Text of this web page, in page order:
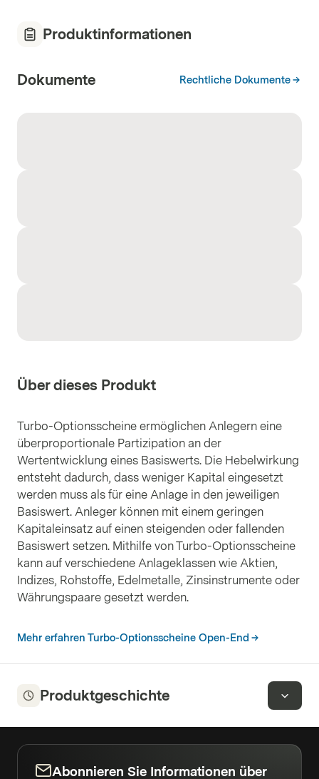
Produktinformationen
Dokumente Rechtliche Dokumente
Über dieses Produkt
Turbo-Optionsscheine ermöglichen Anlegern eine
überproportionale Partizipation an der
Wertentwicklung eines Basiswerts. Die Hebelwirkung
entsteht dadurch, dass weniger Kapital eingesetzt
werden muss als für eine Anlage in den jeweiligen
Basiswert. Anleger können mit einem geringen
Kapitaleinsatz auf einen steigenden oder fallenden
Basiswert setzen. Mithilfe von Turbo-Optionsscheine
kann auf verschiedene Anlageklassen wie Aktien,
Indizes, Rohstoffe, Edelmetalle, Zinsinstrumente oder
Währungspaare gesetzt werden.
Mehr erfahren Turbo-Optionsscheine Open-End
Produktgeschichte
Abonnieren Sie Informationen über